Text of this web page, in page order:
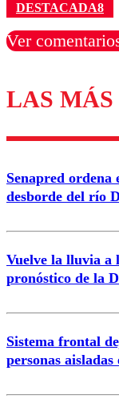
DESTACADA8
Ver
Los
Correo
LAS
Senapred ordena
desborde del río
Vuelve la lluvia a
pronóstico de la
Sistema frontal
personas